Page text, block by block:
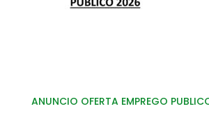
ANUNCIO OFERTA EMPREGO